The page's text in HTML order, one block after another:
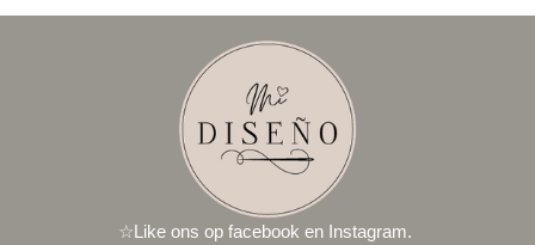
☆Like ons op facebook en Instagram.